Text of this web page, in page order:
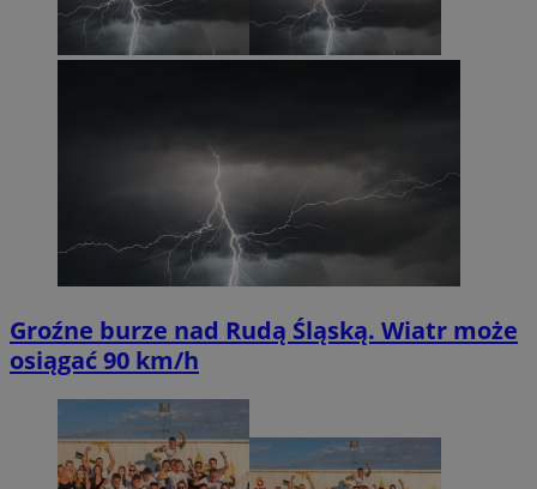
Groźne burze nad Rudą Śląską. Wiatr może
osiągać 90 km/h